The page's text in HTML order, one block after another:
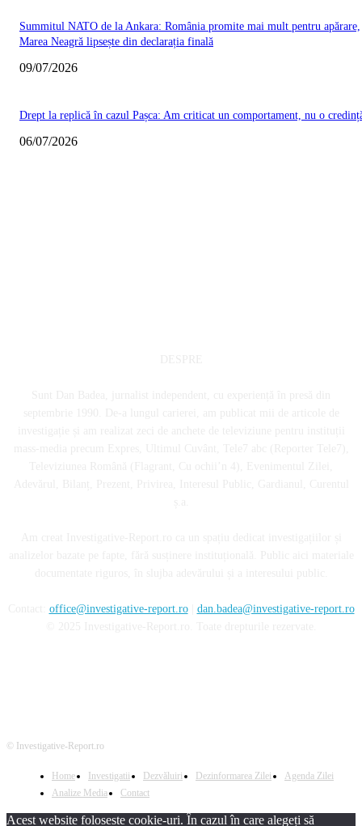
Summitul NATO de la Ankara: România promite mai mult pentru apărare,
Marea Neagră lipsește din declarația finală
09/07/2026
Drept la replică în cazul Pașca: Am criticat un comportament, nu o
06/07/2026
office@investigative-report.ro| dan.badea@investigative-report.ro
© Investigative-Report.ro
Home Investigatii Dezvăluiri Dezinformarea Zilei
Agenda Zilei
Analize Media
Contact
Acest website foloseste cookie-uri. În cazul în care alegeți să